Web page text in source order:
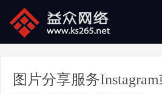
图片分享服务